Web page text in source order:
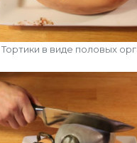
Тортики в виде половых